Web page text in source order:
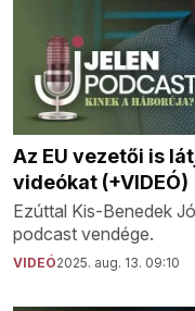
Az EU vezetői is
videókat (+VIDEÓ)
Ezúttal Kis-Benedek
podcast vendége.
VIDEÓ2025. aug. 13. 09:10